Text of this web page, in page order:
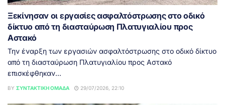
Ξεκίνησαν οι εργασίες ασφαλτόστρωσης στο οδικό
δίκτυο από τη διασταύρωση Πλατυγιαλίου προς
Αστακό
Την έναρξη των εργασιών ασφαλτόστρωσης στο οδικό δίκτυο
από τη διασταύρωση Πλατυγιαλίου προς Αστακό
επισκέφθηκαν...
BY ΣΥΝΤΑΚΤΙΚΉ ΟΜΆΔΑ 29/07/2026, 22:10